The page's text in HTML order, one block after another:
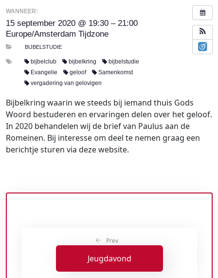
WANNEER:
15 september 2020 @ 19:30 – 21:00
Europe/Amsterdam Tijdzone
BIJBELSTUDIE
bijbelclub bijbelkring
bijbelstudie
Evangelie
geloof
Samenkomst
vergadering van gelovigen
Bijbelkring waarin we steeds bij iemand thuis Gods
Woord bestuderen en ervaringen delen over het geloof.
In 2020 behandelen wij de brief van Paulus aan de
Romeinen. Bij interesse om deel te nemen graag een
berichtje sturen via deze website.
Prev
Jeugdavond